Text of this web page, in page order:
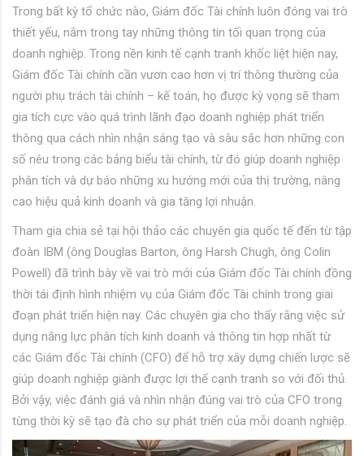
Trong bất kỳ tổ chức nào, Giám đốc Tài chính luôn đóng vai trò
thiết yếu, nắm trong tay những thông tin tối quan trọng của
doanh nghiệp. Trong nền kinh tế cạnh tranh khốc liệt hiện nay,
Giám đốc Tài chính cần vươn cao hơn vị trí thông thường của
người phụ trách tài chính – kế toán, họ được kỳ vọng sẽ tham
gia tích cực vào quá trình lãnh đạo doanh nghiệp phát triển
thông qua cách nhìn nhận sáng tạo và sâu sắc hơn những con
số nêu trong các bảng biểu tài chính, từ đó giúp doanh nghiệp
phân tích và dự báo những xu hướng mới của thị trường, nâng
cao hiệu quả kinh doanh và gia tăng lợi nhuận.
Tham gia chia sẻ tại hội thảo các chuyên gia quốc tế đến từ tập
đoàn IBM (ông Douglas Barton, ông Harsh Chugh, ông Colin
Powell) đã trình bày về vai trò mới của Giám đốc Tài chính đồng
thời tái định hình nhiệm vụ của Giám đốc Tài chính trong giai
đoạn phát triển hiện nay. Các chuyên gia cho thấy rằng việc sử
dụng năng lực phân tích kinh doanh và thông tin hợp nhất từ
các Giám đốc Tài chính (CFO) để hỗ trợ xây dựng chiến lược sẽ
giúp doanh nghiệp giành được lợi thế cạnh tranh so với đối thủ.
Bởi vậy, việc đánh giá và nhìn nhận đúng vai trò của CFO trong
từng thời kỳ sẽ tạo đà cho sự phát triển của mỗi doanh nghiệp.